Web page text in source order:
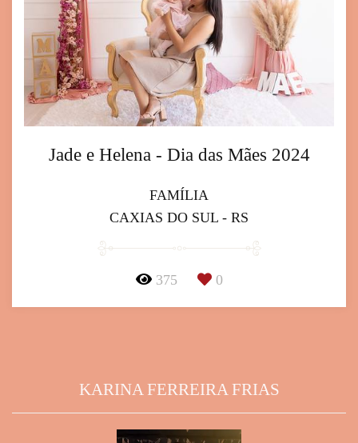
Jade e Helena - Dia das Mães 2024
FAMÍLIA
CAXIAS DO SUL - RS
375 0
KARINA FERREIRA FRIAS